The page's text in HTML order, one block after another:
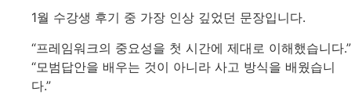
1월 수강생 후기 중 가장 인상 깊었던 문장입니다.
“프레임워크의 중요성을 첫 시간에 제대로 이해했습니다.”
“모범답안을 배우는 것이 아니라 사고 방식을 배웠습니
다.”